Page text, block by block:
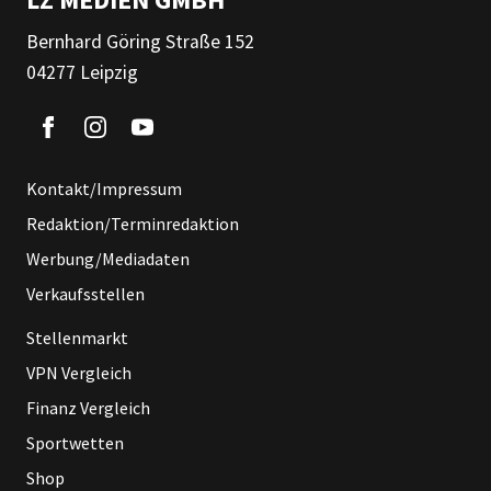
Bernhard Göring Straße 152
04277 Leipzig
Kontakt/Impressum
Redaktion/Terminredaktion
Werbung/Mediadaten
Verkaufsstellen
Stellenmarkt
VPN Vergleich
Finanz Vergleich
Sportwetten
Shop